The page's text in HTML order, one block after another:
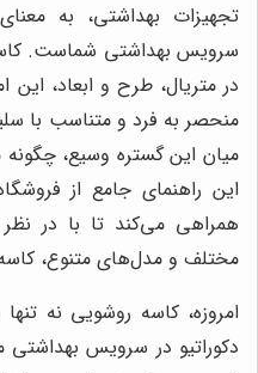
تجهیزات بهداشتی، به
سرویس بهداشتی شماست.
در متریال، طرح و ابعاد،
منحصر به فرد و متناسب با
میان این گستره وسیع،
این راهنمای جامع از
همراهی می‌کند تا با در
مختلف و مدل‌های متنوع، کاسه
امروزه، کاسه روشویی نه
دکوراتیو در سرویس